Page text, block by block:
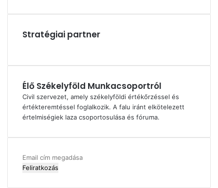
Stratégiai partner
Élő Székelyföld Munkacsoportról
Civil szervezet, amely székelyföldi értékőrzéssel és
értékteremtéssel foglalkozik. A falu iránt elkötelezett
értelmiségiek laza csoportosulása és fóruma.
Email
cím